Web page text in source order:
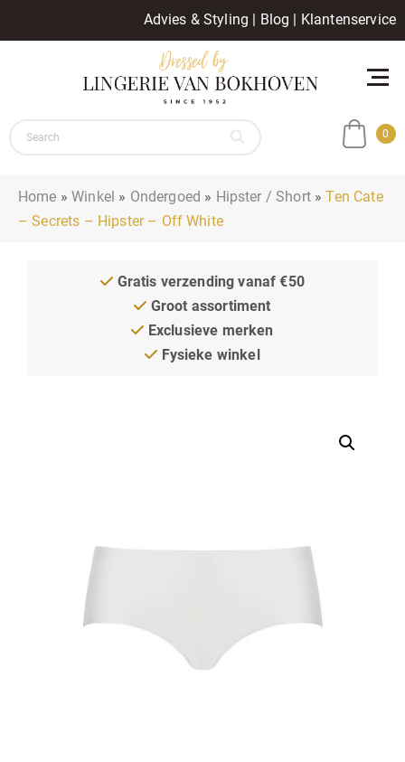
Advies & Styling | Blog | Klantenservice
0
Home »Winkel » Ondergoed » Hipster / Short»Ten Cate
– Secrets – Hipster – Off White
Gratis verzending vanaf €50
Groot assortiment
Exclusieve merken
Fysieke winkel